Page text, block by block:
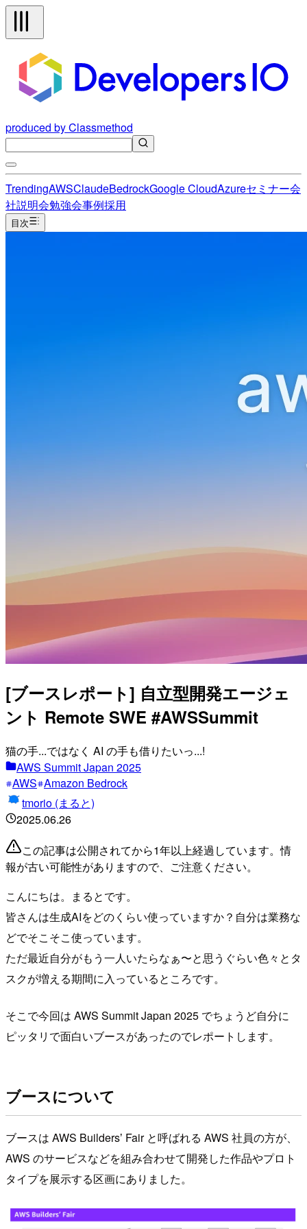
produced by Classmethod
TrendingAWSClaudeBedrockGoogle CloudAzureセミナー会
社説明会勉強会事例採用
目次
[ブースレポート] 自立型開発エージェ
ント Remote SWE #AWSSummit
猫の手...ではなく AI の手も借りたいっ...!
AWS Summit Japan 2025
AWS Amazon Bedrock
tmorio (まると)
2025.06.26
この記事は公開されてから1年以上経過しています。情
報が古い可能性がありますので、ご注意ください。
こんにちは。まるとです。
皆さんは生成AIをどのくらい使っていますか？自分は業務な
どでそこそこ使っています。
ただ最近自分がもう一人いたらなぁ〜と思うぐらい色々とタ
スクが増える期間に入っているところです。
そこで今回は AWS Summit Japan 2025 でちょうど自分に
ピッタリで面白いブースがあったのでレポートします。
ブースについて
ブースは AWS Buildersʼ Fair と呼ばれる AWS 社員の方が、
AWS のサービスなどを組み合わせて開発した作品やプロト
タイプを展示する区画にありました。